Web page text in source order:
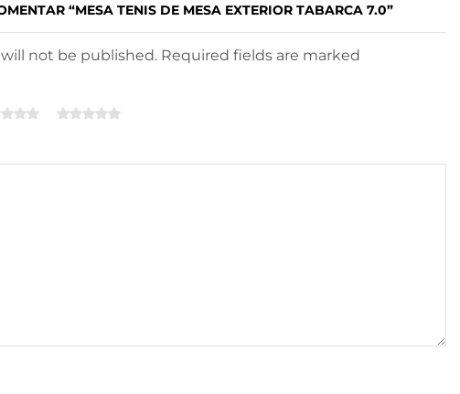
“MESA TENIS DE MESA EXTERIOR TABARCA 7.0”
not be published. Required fields are marked